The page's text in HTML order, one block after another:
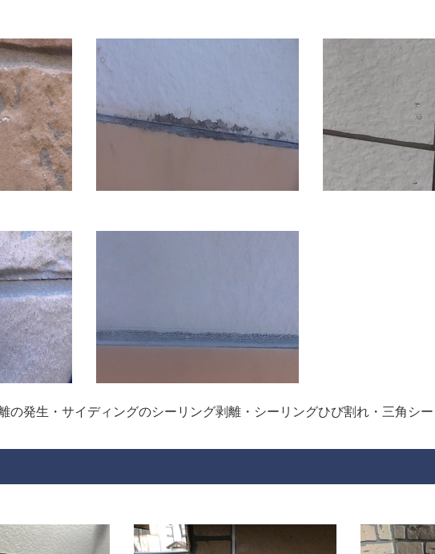
の発生・サイディングのシーリング剥離・シーリングひび割れ・三角シ